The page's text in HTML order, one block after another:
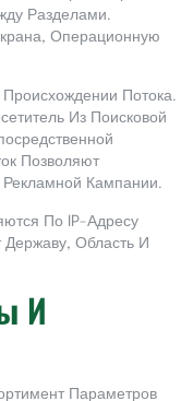
Разделами.
Операционную
Потока.
Из Поисковой
Позволяют
Рекламной Кампании.
По IP-Адресу
Державу, Область И
И
Параметров